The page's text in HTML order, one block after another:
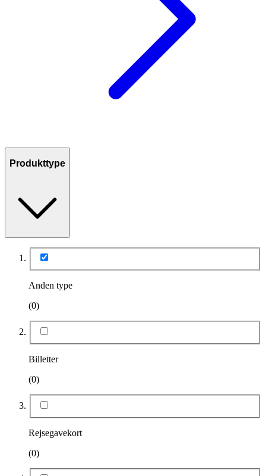
Produkttype
Anden type
(0)
Billetter
(0)
Rejsegavekort
(0)